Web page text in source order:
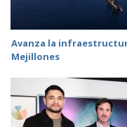
Avanza la
Mejillones